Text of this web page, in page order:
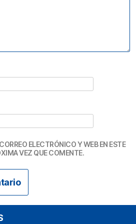
ELECTRÓNICO Y WEB EN ESTE
VEZ QUE COMENTE.